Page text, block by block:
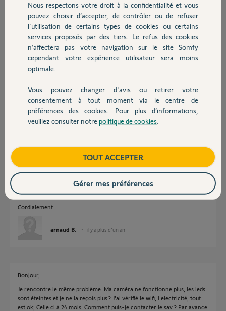
Chauffage
Autres produits
Devis avec un pro
Contact
nouveau.
Merci pour votre aide!
Mr Chivrac Philippe
Philippe
Participer au fil de discussion
https://support.somfyprotect.com/hc/fr/articles/203901411...
Cordialement.
arnaud B. il y a plus d'un an
Bonjour,
Je rencontre le même problème. Ma caméra ne fonctionne plus, les leds
sont éteintes et je ne la reçois plus ? J'ai vérifié le wifi, l'electricité, tout
est ok; Celle ci à 24 mois. Comment puis-je contacter le sav ? Par avance
Nous respectons votre droit à la confidentialité et vous
pouvez choisir d’accepter, de contrôler ou de refuser
l'utilisation de certains types de cookies ou certains
services proposés par des tiers. Le refus des cookies
n’affectera pas votre navigation sur le site Somfy
cependant votre expérience utilisateur sera moins
optimale.
Vous pouvez changer d'avis ou retirer votre
consentement à tout moment via le centre de
préférences des cookies. Pour plus d’informations,
veuillez consulter notre politique de cookies
TOUT ACCEPTER
Gérer mes préférences